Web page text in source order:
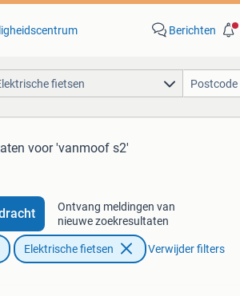
Berichten
fietsen
voor 'vanmoof s2'
Ontvang meldingen van
nieuwe zoekresultaten
Elektrische fietsen Verwijder filters